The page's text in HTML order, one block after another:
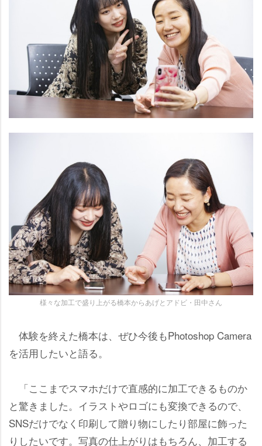
様々な加工で盛り上がる橋本からあげとアドビ・田中さん
体験を終えた橋本は、ぜひ今後もPhotoshop Camera
を活用したいと語る。
「ここまでスマホだけで直感的に加工できるものか
と驚きました。イラストやロゴにも変換できるので、
SNSだけでなく印刷して贈り物にしたり部屋に飾った
りしたいです。写真の仕上がりはもちろん、加工する